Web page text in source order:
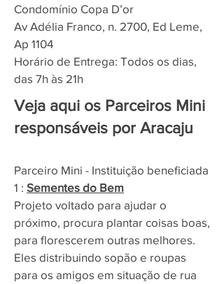
Condomínio Copa D’or
Av Adélia Franco, n. 2700, Ed Leme,
Ap 1104
Horário de Entrega: Todos os dias,
das 7h às 21h
Veja aqui os Parceiros Mini
responsáveis por Aracaju
Parceiro Mini - Instituição beneficiada
1 : Sementes do Bem
Projeto voltado para ajudar o
próximo, procura plantar coisas boas,
para florescerem outras melhores.
Eles distribuindo sopão e roupas
para os amigos em situação de rua